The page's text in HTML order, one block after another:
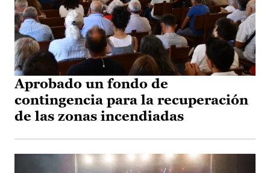
Aprobado un fondo de
contingencia para la recuperación
de las zonas incendiadas